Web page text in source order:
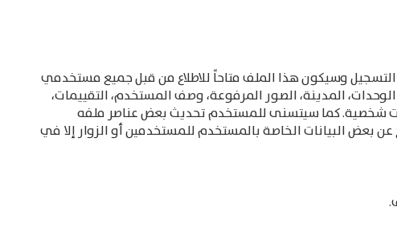
وسيكون هذا الملف متاحاً للاطلاع من قبل جميع مستخدمي
المدينة، الصور المرفوعة، وصف المستخدم، التقييمات،
شخصية. كما سيتسنى للمستخدم تحديث بعض عناصر ملفه
البيانات الخاصة بالمستخدم للمستخدمين أو الزوار إلا في